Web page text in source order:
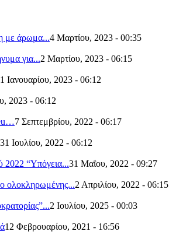
με άρωμα...4 Μαρτίου, 2023 - 00:35
για...2 Μαρτίου, 2023 - 06:15
Ιανουαρίου, 2023 - 06:12
2023 - 06:12
7 Σεπτεμβρίου, 2022 - 06:17
31 Ιουλίου, 2022 - 06:12
“Υπόγεια...31 Μαΐου, 2022 - 09:27
ολοκληρωμένης...2 Απριλίου, 2022 - 06:15
2 Ιουλίου, 2025 - 00:03
12 Φεβρουαρίου, 2021 - 16:56